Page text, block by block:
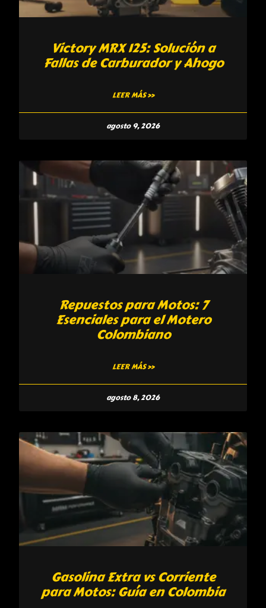
Victory MRX 125: Solución a
Fallas de Carburador y Ahogo
LEER MÁS »
agosto 9, 2026
Repuestos para Motos: 7
Esenciales para el Motero
Colombiano
LEER MÁS »
agosto 8, 2026
Gasolina Extra vs Corriente
para Motos: Guía en Colombia